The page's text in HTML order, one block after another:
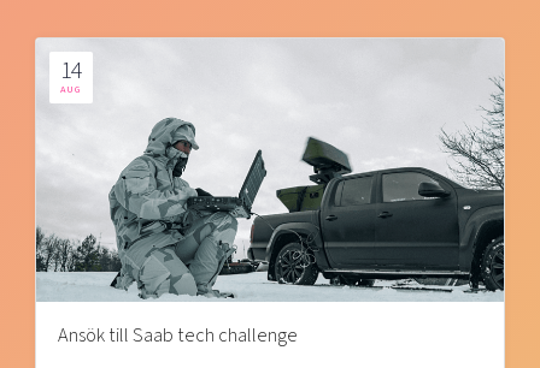
14
AUG
Ansök till Saab tech challenge